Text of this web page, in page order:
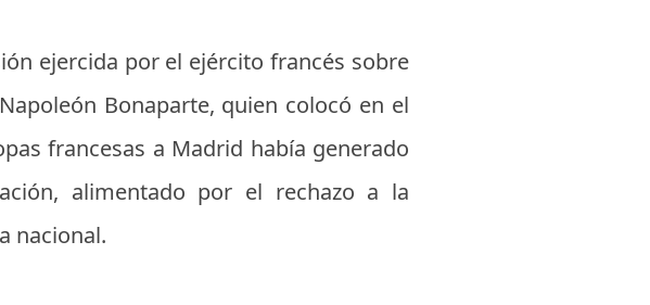
ejercida por el ejército francés sobre
Bonaparte, quien colocó en el
francesas a Madrid había generado
alimentado por el rechazo a la
nacional.